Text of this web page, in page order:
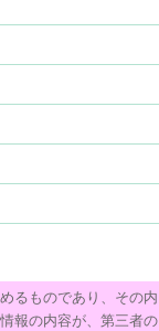
るものであり、その内
報の内容が、第三者の